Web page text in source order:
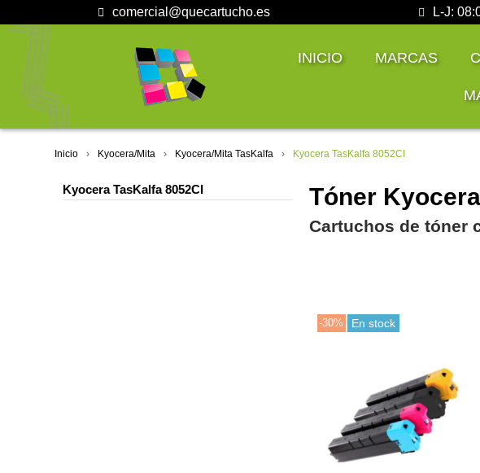
comercial@quecartucho.es L-J:
INICIO MARCAS
Inicio Kyocera/Mita Kyocera/Mita TasKalfa Kyocera TasKalfa 8052CI
Kyocera TasKalfa 8052CI Tóner
Cartuchos de tóner
-30% En stock